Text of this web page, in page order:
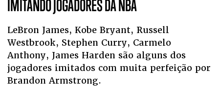
IMITANDO JOGADORES DA NBA
LeBron James, Kobe Bryant, Russell
Westbrook, Stephen Curry, Carmelo
Anthony, James Harden são alguns dos
jogadores imitados com muita perfeição por
Brandon Armstrong.